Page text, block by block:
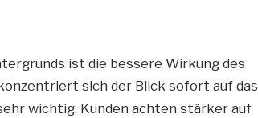
ist die bessere Wirkung des
sich der Blick sofort auf das
wichtig. Kunden achten stärker auf